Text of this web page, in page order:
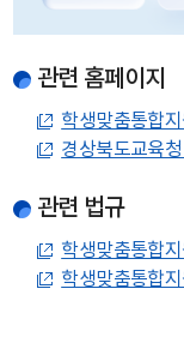
관련 홈페이지
학생맞춤통합
경상북도교육
관련 법규
학생맞춤통합
학생맞춤통합